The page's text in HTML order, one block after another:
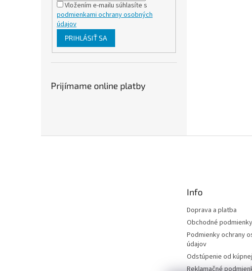
Vložením e-mailu súhlasíte s
podmienkami ochrany osobných
údajov
PRIHLÁSIŤ SA
Prijímame online platby
Info
Doprava a platba
Obchodné podmienky
Podmienky ochrany
údajov
Odstúpenie od
Reklamačné